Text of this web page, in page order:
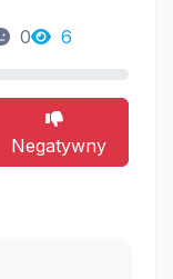
0 6
Negatywny